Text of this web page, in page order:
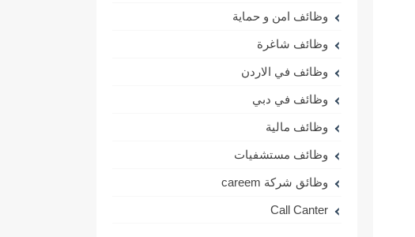
وظائف امن و حماية
وظائف شاغرة
وظائف في الاردن
وظائف في دبي
وظائف مالية
وظائف مستشفيات
وظائق شركة careem
Call Canter